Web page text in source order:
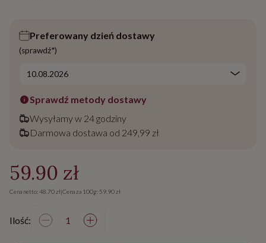
Preferowany dzień dostawy
(sprawdź*)
Sprawdź metody dostawy
Wysyłamy w 24 godziny
Darmowa dostawa od 249,99 zł
59.90 zł
Cena netto: 48.70 zł|Cena za 100g: 59.90 zł
Ilość: